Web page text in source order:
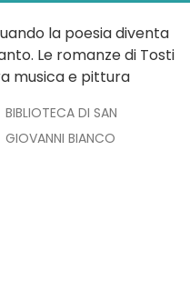
la poesia diventa
Le romanze di Tosti
musica e pittura
BIBLIOTECA DI SAN
GIOVANNI BIANCO